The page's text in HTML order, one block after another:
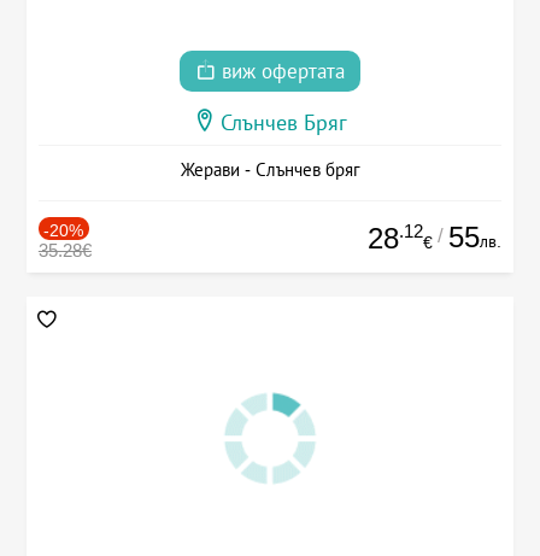
виж офертата
Слънчев Бряг
Жерави - Слънчев бряг
-20%
35.28€ 28.12
€ / 55лв.